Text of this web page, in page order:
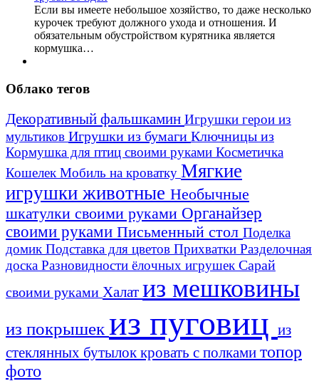
Если вы имеете небольшое хозяйство, то даже несколько
курочек требуют должного ухода и отношения. И
обязательным обустройством курятника является
кормушка…
Облако тегов
Декоративный фальшкамин Игрушки герои из
мультиков Игрушки из бумаги Ключницы из
Кормушка для птиц своими руками Косметичка
Кошелек Мобиль на кроватку Мягкие
игрушки животные Необычные
шкатулки своими руками Органайзер
своими руками Письменный стол Поделка
домик Подставка для цветов Прихватки Разделочная
доска Разновидности ёлочных игрушек Сарай
своими руками Халат из мешковины
из покрышек из пуговиц из
стеклянных бутылок кровать с полками топор
фото